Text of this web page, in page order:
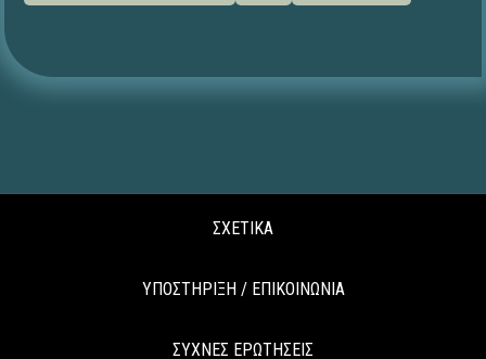
ΣΧΕΤΙΚΑ
ΥΠΟΣΤΗΡΙΞΗ / ΕΠΙΚΟΙΝΩΝΙΑ
ΣΥΧΝΕΣ ΕΡΩΤΗΣΕΙΣ